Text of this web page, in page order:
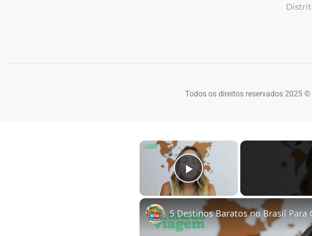
Todos os direitos reservados 2025
×
Play Video
5 Destinos Baratos no Brasil